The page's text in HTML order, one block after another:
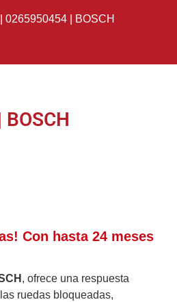
0265950454 | BOSCH
Con hasta 24 meses
, ofrece una respuesta
ruedas bloqueadas,